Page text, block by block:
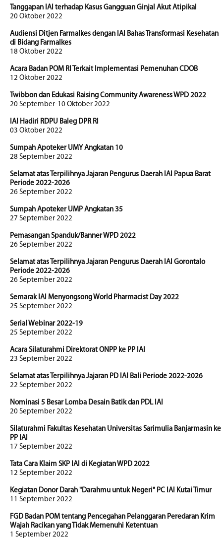
Tanggapan IAI terhadap Kasus Gangguan Ginjal Akut Atipikal
20 Oktober 2022
Audiensi Ditjen Farmalkes dengan IAI Bahas Transformasi Kesehatan
di Bidang Farmalkes
18 Oktober 2022
Acara Badan POM RI Terkait Implementasi Pemenuhan CDOB
12 Oktober 2022
Twibbon dan Edukasi Raising Community Awareness WPD 2022
20 September-10 Oktober 2022
IAI Hadiri RDPU Baleg DPR RI
03 Oktober 2022
Sumpah Apoteker UMY Angkatan 10
28 September 2022
Selamat atas Terpilihnya Jajaran Pengurus Daerah IAI Papua Barat
Periode 2022-2026
26 September 2022
Sumpah Apoteker UMP Angkatan 35
27 September 2022
Pemasangan Spanduk/Banner WPD 2022
26 September 2022
Selamat atas Terpilihnya Jajaran Pengurus Daerah IAI Gorontalo
Periode 2022-2026
26 September 2022
Semarak IAI Menyongsong World Pharmacist Day 2022
25 September 2022
Serial Webinar 2022-19
25 September 2022
Acara Silaturahmi Direktorat ONPP ke PP IAI
23 September 2022
Selamat atas Terpilihnya Jajaran PD IAI Bali Periode 2022-2026
22 September 2022
Nominasi 5 Besar Lomba Desain Batik dan PDL IAI
20 September 2022
Silaturahmi Fakultas Kesehatan Universitas Sarimulia Banjarmasin ke
PP IAI
17 September 2022
Tata Cara Klaim SKP IAI di Kegiatan WPD 2022
12 September 2022
Kegiatan Donor Darah "Darahmu untuk Negeri" PC IAI Kutai Timur
11 September 2022
FGD Badan POM tentang Pencegahan Pelanggaran Peredaran Krim
Wajah Racikan yang Tidak Memenuhi Ketentuan
1 September 2022